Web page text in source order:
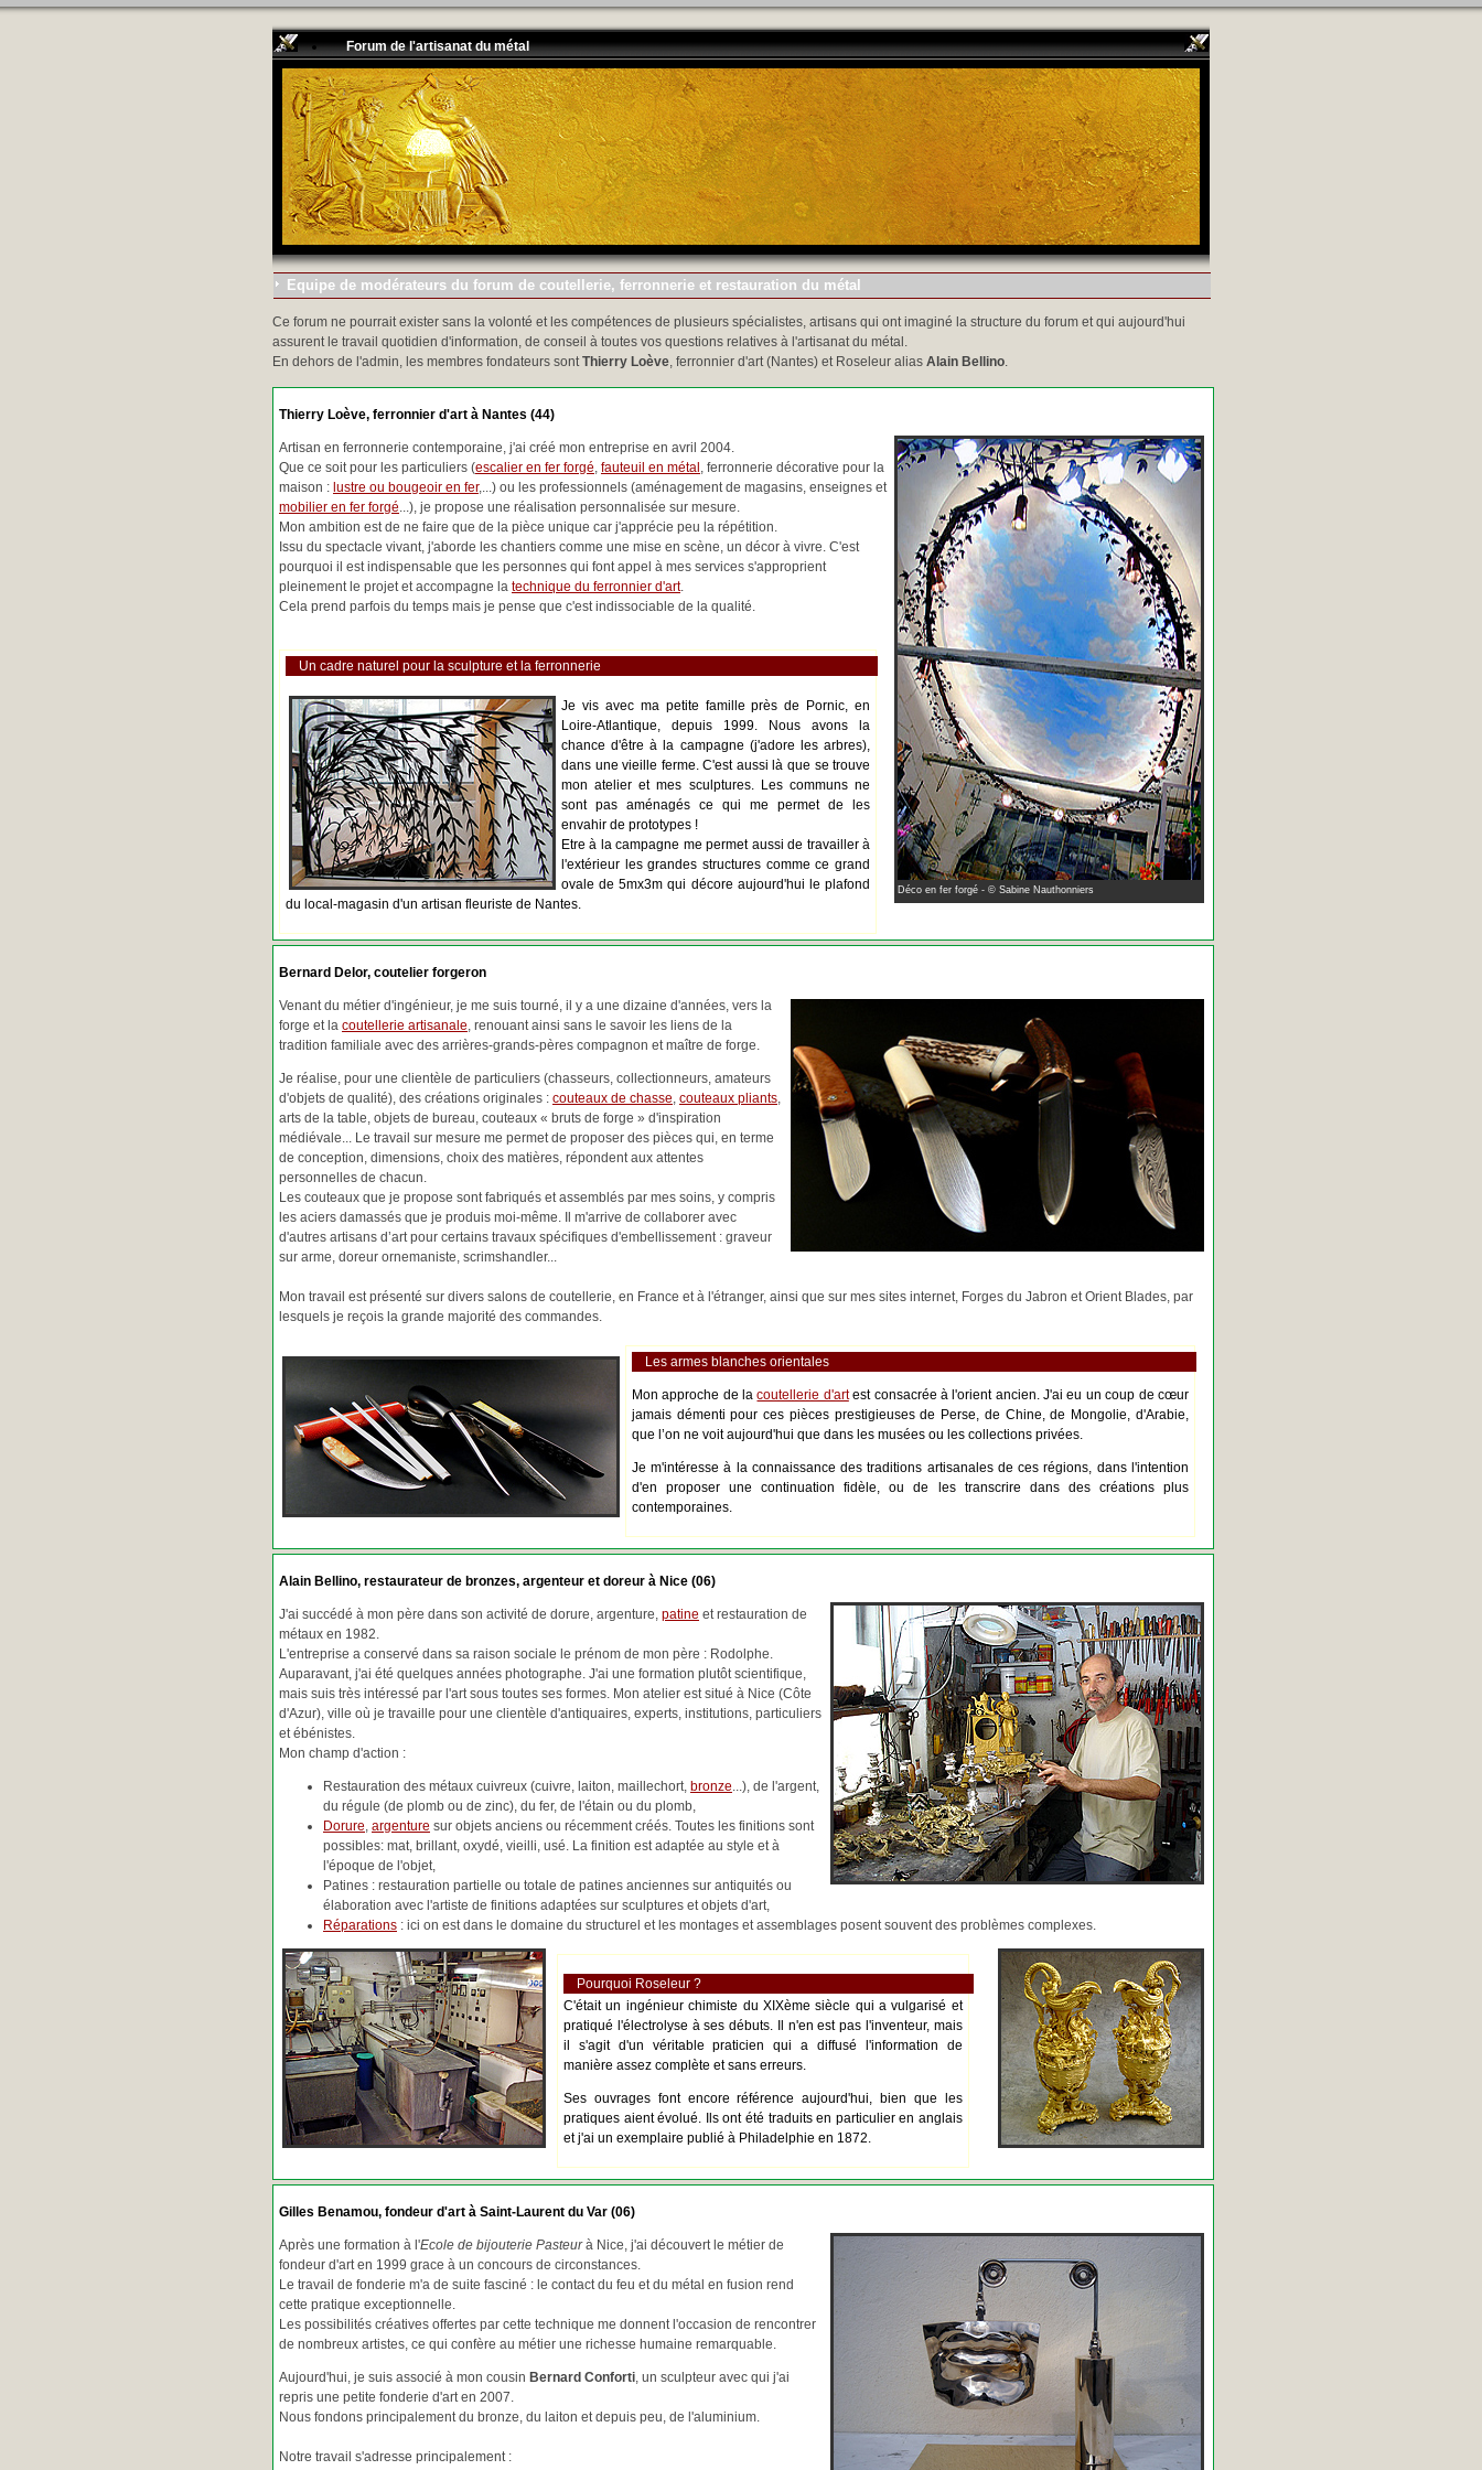
Forum de l'artisanat du métal
Equipe de modérateurs du forum de coutellerie, ferronnerie et restauration du métal
Ce forum ne pourrait exister sans la volonté et les compétences de plusieurs spécialistes, artisans qui ont imaginé la structure du forum et qui aujourd'hui
assurent le travail quotidien d'information, de conseil à toutes vos questions relatives à l'artisanat du métal.
En dehors de l'admin, les membres fondateurs sontThierry Loève, ferronnier d'art (Nantes) et Roseleur alias Alain Bellino.
Thierry Loève, ferronnier d'art à Nantes (44)
Déco en fer forgé - © Sabine Nauthonniers
Artisan en ferronnerie contemporaine, j'ai créé mon entreprise en avril 2004.
Que ce soit pour les particuliers (escalier en fer forgé, fauteuil en métal , ferronnerie décorative pour la
maison : lustre ou bougeoir en fer,...) ou les professionnels (aménagement de magasins, enseignes et
mobilier en fer forgé...), je propose une réalisation personnalisée sur mesure.
Mon ambition est de ne faire que de la pièce unique car j'apprécie peu la répétition.
Issu du spectacle vivant, j'aborde les chantiers comme une mise en scène, un décor à vivre. C'est
pourquoi il est indispensable que les personnes qui font appel à mes services s'approprient
pleinement le projet et accompagne la technique du ferronnier d'art.
Cela prend parfois du temps mais je pense que c'est indissociable de la qualité.
Un cadre naturel pour la sculpture et la ferronnerie
Je vis avec ma petite famille près de Pornic, en
Loire-Atlantique, depuis 1999. Nous avons la
chance d'être à la campagne (j'adore les arbres),
dans une vieille ferme. C'est aussi là que se trouve
mon atelier et mes sculptures. Les communs ne
sont pas aménagés ce qui me permet de les
envahir de prototypes !
Etre à la campagne me permet aussi de travailler à
l'extérieur les grandes structures comme ce grand
ovale de 5mx3m qui décore aujourd'hui le plafond
du local-magasin d'un artisan fleuriste de Nantes.
Bernard Delor, coutelier forgeron
Venant du métier d'ingénieur, je me suis tourné, il y a une dizaine d'années, vers la
forge et la coutellerie artisanale, renouant ainsi sans le savoir les liens de la
tradition familiale avec des arrières-grands-pères compagnon et maître de forge.
Je réalise, pour une clientèle de particuliers (chasseurs, collectionneurs, amateurs
d'objets de qualité), des créations originales : couteaux de chasse, couteaux pliants,
arts de la table, objets de bureau, couteaux « bruts de forge » d'inspiration
médiévale... Le travail sur mesure me permet de proposer des pièces qui, en terme
de conception, dimensions, choix des matières, répondent aux attentes
personnelles de chacun.
Les couteaux que je propose sont fabriqués et assemblés par mes soins, y compris
les aciers damassés que je produis moi-même. Il m'arrive de collaborer avec
d'autres artisans d’art pour certains travaux spécifiques d'embellissement : graveur
sur arme, doreur ornemaniste, scrimshandler...
Mon travail est présenté sur divers salons de coutellerie, en France et à l'étranger, ainsi que sur mes sites internet, Forges du Jabron et Orient Blades, par
lesquels je reçois la grande majorité des commandes.
Les armes blanches orientales
Mon approche de lacoutellerie d'artest consacrée à l'orient ancien. J'ai eu un coup de cœur
jamais démenti pour ces pièces prestigieuses de Perse, de Chine, de Mongolie, d'Arabie,
que l’on ne voit aujourd'hui que dans les musées ou les collections privées.
Je m'intéresse à la connaissance des traditions artisanales de ces régions, dans l'intention
d'en proposer une continuation fidèle, ou de les transcrire dans des créations plus
contemporaines.
Alain Bellino, restaurateur de bronzes, argenteur et doreur à Nice (06)
J'ai succédé à mon père dans son activité de dorure, argenture, patine et restauration de
métaux en 1982.
L'entreprise a conservé dans sa raison sociale le prénom de mon père : Rodolphe.
Auparavant, j'ai été quelques années photographe. J'ai une formation plutôt scientifique,
mais suis très intéressé par l'art sous toutes ses formes. Mon atelier est situé à Nice (Côte
d'Azur), ville où je travaille pour une clientèle d'antiquaires, experts, institutions, particuliers
et ébénistes.
Mon champ d'action :
Restauration des métaux cuivreux (cuivre, laiton, maillechort, bronze...), de l'argent,
du régule (de plomb ou de zinc), du fer, de l'étain ou du plomb,
Dorure, argenture sur objets anciens ou récemment créés. Toutes les finitions sont
possibles: mat, brillant, oxydé, vieilli, usé. La finition est adaptée au style et à
l'époque de l'objet,
Patines : restauration partielle ou totale de patines anciennes sur antiquités ou
élaboration avec l'artiste de finitions adaptées sur sculptures et objets d'art,
Réparations : ici on est dans le domaine du structurel et les montages et assemblages posent souvent des problèmes complexes.
Pourquoi Roseleur ?
C'était un ingénieur chimiste du XIXème siècle qui a vulgarisé et
pratiqué l'électrolyse à ses débuts. Il n'en est pas l'inventeur, mais
il s'agit d'un véritable praticien qui a diffusé l'information de
manière assez complète et sans erreurs.
Ses ouvrages font encore référence aujourd'hui, bien que les
pratiques aient évolué. Ils ont été traduits en particulier en anglais
et j'ai un exemplaire publié à Philadelphie en 1872.
Gilles Benamou, fondeur d'art à Saint-Laurent du Var (06)
Après une formation à l'Ecole de bijouterie Pasteurà Nice, j'ai découvert le métier de
fondeur d'art en 1999 grace à un concours de circonstances.
Le travail de fonderie m'a de suite fasciné : le contact du feu et du métal en fusion rend
cette pratique exceptionnelle.
Les possibilités créatives offertes par cette technique me donnent l'occasion de rencontrer
de nombreux artistes, ce qui confère au métier une richesse humaine remarquable.
Aujourd'hui, je suis associé à mon cousin Bernard Conforti, un sculpteur avec qui j'ai
repris une petite fonderie d'art en 2007.
Nous fondons principalement du bronze, du laiton et depuis peu, de l'aluminium.
Notre travail s'adresse principalement :